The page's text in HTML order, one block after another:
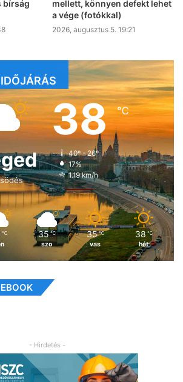
bírság
mellett, könnyen defekt lehet
a vége (fotókkal)
2026, augusztus 5. 19:21
38℃
40º - 26º
17%
1.19 km/h
℃ 35 ℃
szo
35 ℃
vas
38 ℃
hét
- Hirdetés -